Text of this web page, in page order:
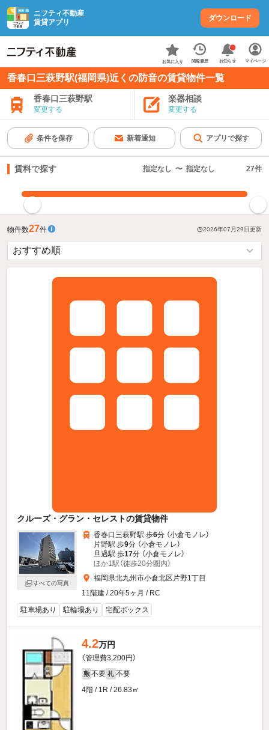
ニフティ不動産
賃貸アプリ
ダウンロード
お気に入り 閲覧履歴 お知らせ マイページ
香春口三萩野駅(福岡県)近くの防音の賃貸物件一覧
香春口三萩野駅
変更する
楽器相談
変更する
条件を保存 新着通知 アプリで探す
賃料で探す 指定なし 〜 指定なし 27件
物件数27件 2026年07月29日更新
クルーズ・グラン・セレストの賃貸物件
すべての写真
香春口三萩野駅 歩6分 （小倉モノレ）
片野駅 歩9分 （小倉モノレ）
旦過駅 歩17分 （小倉モノレ）
ほか1駅（徒歩20分圏内）
福岡県北九州市小倉北区片野1丁目
11階建 / 20年5ヶ月 / RC
駐車場あり
駐輪場あり 宅配ボックス
4.2万円
（管理費3,200円）
敷 不要 礼 不要
4階 / 1R / 26.83㎡